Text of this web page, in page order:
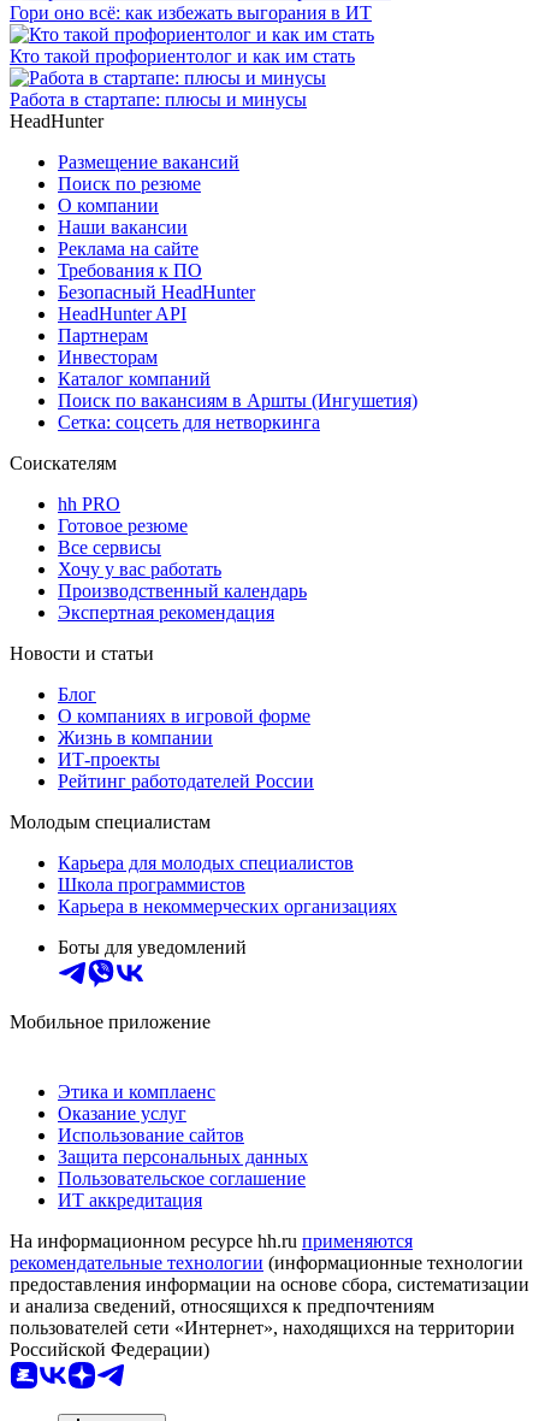
Гори оно всё: как избежать выгорания в ИТ
Кто такой профориентолог и как им стать
Работа в стартапе: плюсы и минусы
HeadHunter
Размещение вакансий
Поиск по резюме
О компании
Наши вакансии
Реклама на сайте
Требования к ПО
Безопасный HeadHunter
HeadHunter API
Партнерам
Инвесторам
Каталог компаний
Поиск по вакансиям в Аршты (Ингушетия)
Сетка: соцсеть для нетворкинга
Соискателям
hh PRO
Готовое резюме
Все сервисы
Хочу у вас работать
Производственный календарь
Экспертная рекомендация
Новости и статьи
Блог
О компаниях в игровой форме
Жизнь в компании
ИТ-проекты
Рейтинг работодателей России
Молодым специалистам
Карьера для молодых специалистов
Школа программистов
Карьера в некоммерческих организациях
Боты для уведомлений
Мобильное приложение
Этика и комплаенс
Оказание услуг
Использование сайтов
Защита персональных данных
Пользовательское соглашение
ИТ аккредитация
На информационном ресурсе hh.ru применяются
рекомендательные технологии (информационные технологии
предоставления информации на основе сбора, систематизации
и анализа сведений, относящихся к предпочтениям
пользователей сети «Интернет», находящихся на территории
Российской Федерации)